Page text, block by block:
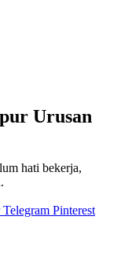
Urusan
hati bekerja,
Telegram Pinterest